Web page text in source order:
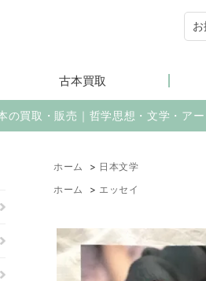
古本買取
の買取・販売｜哲学思想・文学・ア
ホーム > 日本文学
ホーム
> エッセイ